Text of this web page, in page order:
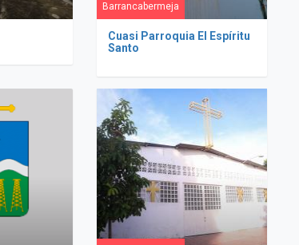
Barrancabermeja
Cuasi Parroquia El Espíritu
Santo